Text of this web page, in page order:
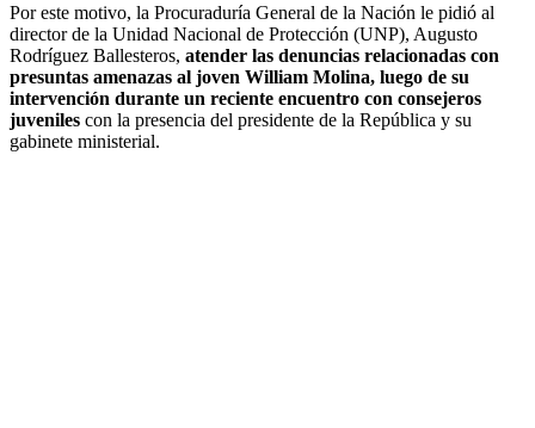
Por este motivo, la Procuraduría General de la Nación le pidió al
director de la Unidad Nacional de Protección (UNP), Augusto
Rodríguez Ballesteros, atender las denuncias relacionadas con
presuntas amenazas al joven William Molina, luego de su
intervención durante un reciente encuentro con consejeros
juveniles con la presencia del presidente de la República y su
gabinete ministerial.